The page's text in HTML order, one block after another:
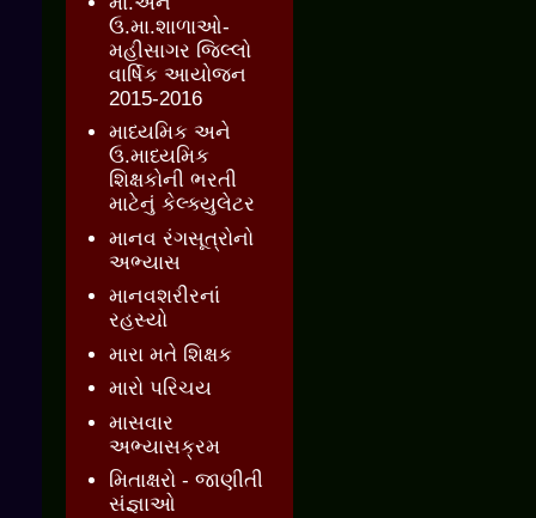
ઉ.મા.શાળાઓ-
મહીસાગર જિલ્લો
વાર્ષિક આયોજન
2015-2016
માધ્યમિક અને
ઉ.માધ્યમિક
શિક્ષકોની ભરતી
માટેનું કેલ્ક્યુલેટર
માનવ રંગસૂત્રોનો
અભ્યાસ
માનવશરીરનાં
રહસ્યો
મારા મતે શિક્ષક
મારો પરિચય
માસવાર
અભ્યાસક્રમ
મિતાક્ષરો - જાણીતી
સંજ્ઞાઓ